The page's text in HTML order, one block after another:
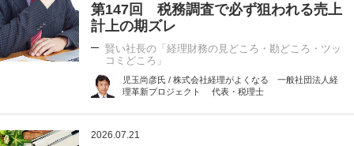
第147回 税務調査で必ず狙われる売上
計上の期ズレ
賢い社長の「経理財務の見どころ・勘どころ・ツッ
コミどころ」
児玉尚彦氏 / 株式会社経理がよくなる 一般社団法人経
理革新プロジェクト 代表・税理士
2026.07.21